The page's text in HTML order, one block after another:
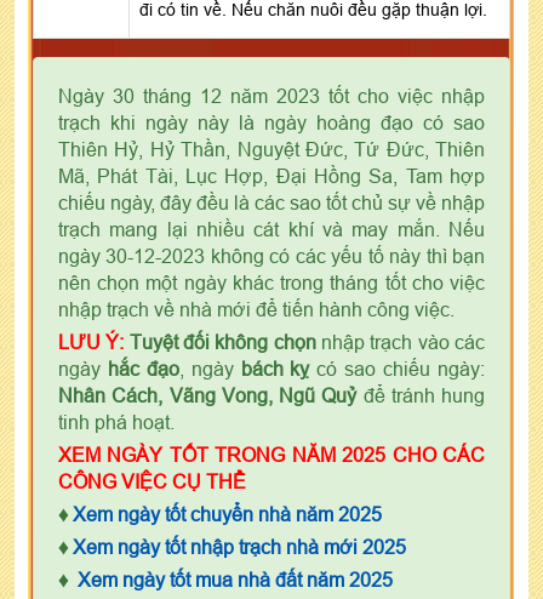
đi có tin về. Nếu chăn nuôi đều gặp thuận lợi.
Ngày 30 tháng 12 năm 2023 tốt cho việc nhập
trạch khi ngày này là ngày hoàng đạo có sao
Thiên Hỷ, Hỷ Thần, Nguyệt Đức, Tứ Đức, Thiên
Mã, Phát Tài, Lục Hợp, Đại Hồng Sa, Tam hợp
chiếu ngày, đây đều là các sao tốt chủ sự về nhập
trạch mang lại nhiều cát khí và may mắn. Nếu
ngày 30-12-2023 không có các yếu tố này thì bạn
nên chọn một ngày khác trong tháng tốt cho việc
nhập trạch về nhà mới để tiến hành công việc.
LƯU Ý: Tuyệt đối không chọnnhập trạch vào các
ngày hắc đạo, ngày bách kỵcó sao chiếu ngày:
Nhân Cách, Vãng Vong, Ngũ Quỷđể tránh hung
tinh phá hoạt.
XEM NGÀY TỐT TRONG NĂM 2025 CHO CÁC
CÔNG VIỆC CỤ THỂ
♦ Xem ngày tốt chuyển nhà năm 2025
♦ Xem ngày tốt nhập trạch nhà mới 2025
♦ Xem ngày tốt mua nhà đất năm 2025